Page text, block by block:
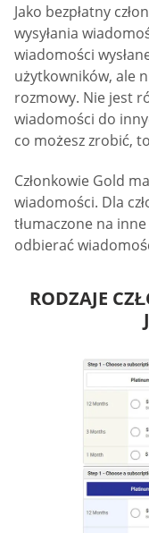
Jako bezpłatny
wysyłania
wiadomości
użytkowników, ale
rozmowy. Nie jest
wiadomości do
co możesz zrobić,
Członkowie Gold
wiadomości. Dla
tłumaczone na
odbierać
RODZAJE